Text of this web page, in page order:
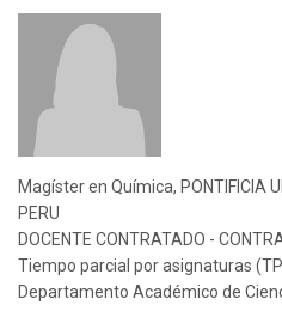
Magíster en Química, PONTIFICIA
PERU
DOCENTE CONTRATADO -
Tiempo parcial por asignaturas
Departamento Académico de